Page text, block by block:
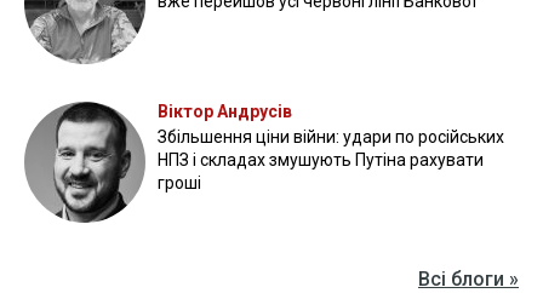
Віктор Андрусів
Збільшення ціни війни: удари по російських
НПЗ і складах змушують Путіна рахувати
гроші
Всі блоги »